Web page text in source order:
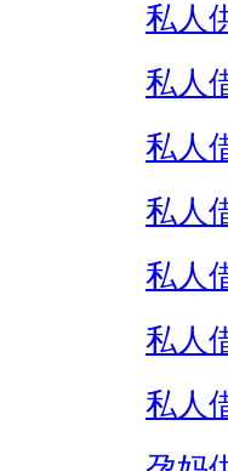
私人
私人
私人
私人
私人
私人
私人